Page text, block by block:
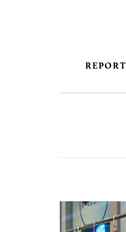
REPORT